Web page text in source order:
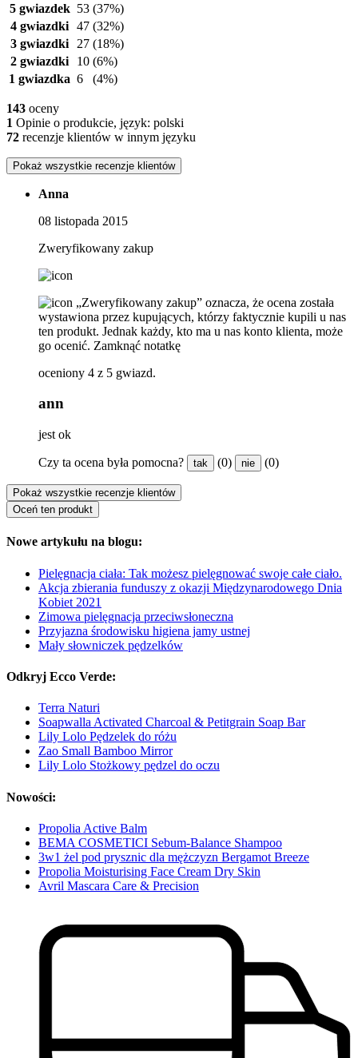
5 gwiazdek 53 (37%)
4 gwiazdki 47 (32%)
3 gwiazdki
27 (18%)
2 gwiazdki
10 (6%)
1 gwiazdka 6 (4%)
143 oceny
1 Opinie o produkcie, język: polski
72 recenzje klientów w innym języku
Pokaż wszystkie recenzje klientów
Anna
08 listopada 2015
Zweryfikowany zakup
„Zweryfikowany zakup” oznacza, że ​​ocena została
wystawiona przez kupujących, którzy faktycznie kupili u nas
ten produkt. Jednak każdy, kto ma u nas konto klienta, może
go ocenić. Zamknąć notatkę
oceniony 4 z 5 gwiazd.
ann
jest ok
Czy ta ocena była pomocna? tak (0) nie (0)
Pokaż wszystkie recenzje klientów
Oceń ten produkt
Nowe artykułu na blogu:
Pielęgnacja ciała: Tak możesz pielęgnować swoje całe ciało.
Akcja zbierania funduszy z okazji Międzynarodowego Dnia
Kobiet 2021
Zimowa pielęgnacja przeciwsłoneczna
Przyjazna środowisku higiena jamy ustnej
Mały słowniczek pędzelków
Odkryj Ecco Verde:
Terra Naturi
Soapwalla Activated Charcoal & Petitgrain Soap Bar
Lily Lolo Pędzelek do różu
Zao Small Bamboo Mirror
Lily Lolo Stożkowy pędzel do oczu
Nowości:
Propolia Active Balm
BEMA COSMETICI Sebum-Balance Shampoo
3w1 żel pod prysznic dla mężczyzn Bergamot Breeze
Propolia Moisturising Face Cream Dry Skin
Avril Mascara Care & Precision